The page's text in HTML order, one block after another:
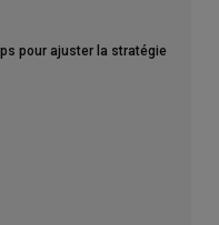
pour ajuster la stratégie